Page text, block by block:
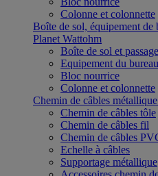
Colonne et colonnette
Boîte de sol, équipement de
Planet Wattohm
Boîte de sol et
Equipement du bureau
Bloc nourrice
Colonne et colonnette
Chemin de câbles
Chemin de câbles tôle
Chemin de câbles fil
Chemin de câbles
Echelle à câbles
Supportage métallique